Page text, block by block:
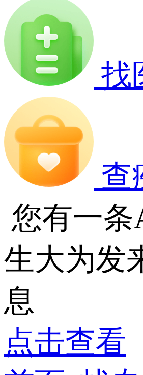
找
查
您有一条
生大为发
息
点击查看